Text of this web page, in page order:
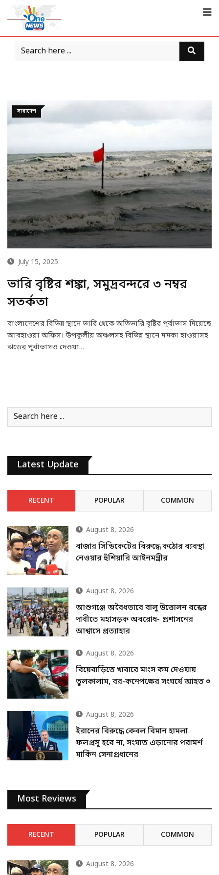
সারাদেশ
July 15, 2025
ভারি বৃষ্টির শঙ্কা, সমুদ্রবন্দরে ৩ নম্বর
সতর্কতা
বাংলাদেশের বিভিন্ন স্থানে ভারি থেকে অতিভারি বৃষ্টির পূর্বাভাস দিয়েছে
আবহাওয়া অফিস। উপকূলীয় অঞ্চলসহ বিভিন্ন স্থানে দমকা হাওয়াসহ
ঝড়ের পূর্বাভাসও দেওয়া…
Latest Update
RECENT POPULAR COMMON
August 8, 2026
বাজার সিন্ডিকেটের বিরুদ্ধে কঠোর ব্যবস্থা
নেওয়ার হুঁশিয়ারি আইনমন্ত্রীর
August 8, 2026
আশুগঞ্জে অবৈধভাবে বালু উত্তোলন বন্ধের
দাবীতে মহাসড়ক অবরোধ- প্রশাসনের
আশ্বাসে প্রত্যাহার
August 8, 2026
বিয়েবাড়িতে খাবারে মাংস কম দেওয়ায়
তুলকালাম, বর-কনেপক্ষের সংঘর্ষে আহত ৩
August 8, 2026
ইরানের বিরুদ্ধে কেবল বিমান হামলা
ফলপ্রসূ হবে না, সংঘাত এড়ানোর পরামর্শ
মার্কিন সেনাপ্রধানের
Most Reviews
RECENT POPULAR COMMON
August 8, 2026